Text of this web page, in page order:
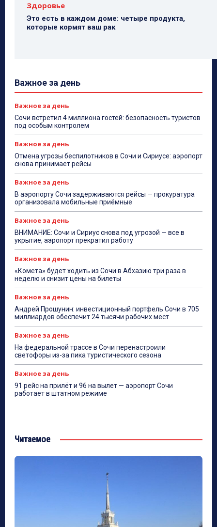
Здоровье
Это есть в каждом доме: четыре продукта,
которые кормят ваш рак
Важное за день
Важное за день
Сочи встретил 4 миллиона гостей: безопасность туристов
под особым контролем
Важное за день
Отмена угрозы беспилотников в Сочи и Сириусе: аэропорт
снова принимает рейсы
Важное за день
В аэропорту Сочи задерживаются рейсы — прокуратура
организовала мобильные приёмные
Важное за день
ВНИМАНИЕ: Сочи и Сириус снова под угрозой — все в
укрытие, аэропорт прекратил работу
Важное за день
«Комета» будет ходить из Сочи в Абхазию три раза в
неделю и снизит цены на билеты
Важное за день
Андрей Прошунин: инвестиционный портфель Сочи в 705
миллиардов обеспечит 24 тысячи рабочих мест
Важное за день
На федеральной трассе в Сочи перенастроили
светофоры из-за пика туристического сезона
Важное за день
91 рейс на прилёт и 96 на вылет — аэропорт Сочи
работает в штатном режиме
Читаемое